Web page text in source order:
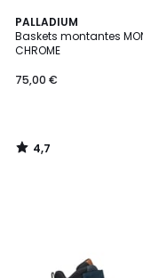
PALLADIUM
Baskets montantes
CHROME
75,00 €
4,7
/ 5
4,7
/